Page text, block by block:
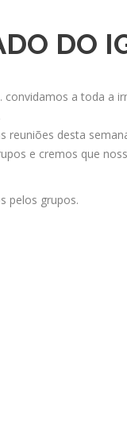
DO
convidamos a toda a
reuniões desta
e cremos que
pelos grupos.